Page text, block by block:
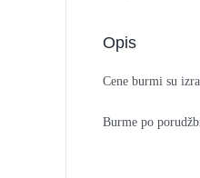
Opis
Cene burmi su
Burme po